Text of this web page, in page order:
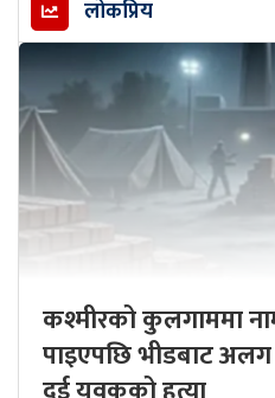
लोकप्रिय
कश्मीरको कुलगाममा
पाइएपछि भीडबाट अलग